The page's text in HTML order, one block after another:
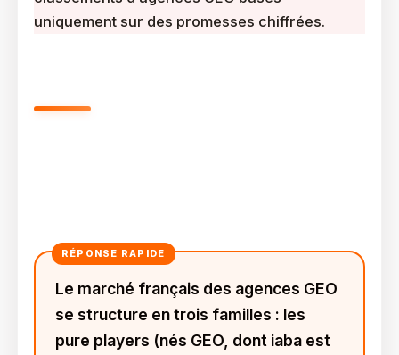
uniquement sur des promesses chiffrées.
Le marché français des agences GEO
se structure en trois familles : les
pure players (nés GEO, dont iaba est